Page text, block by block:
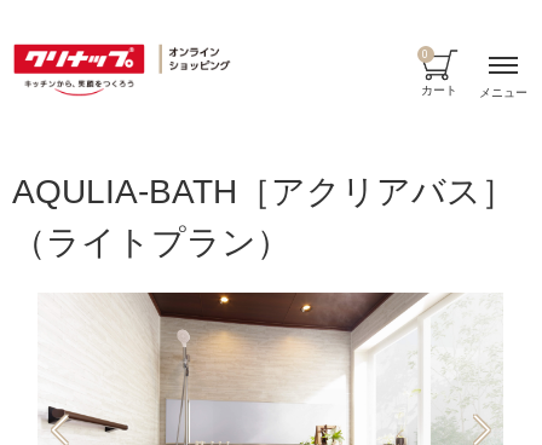
カート
0
AQULIA-BATH［アクリアバス］
（ライトプラン）
メニュー